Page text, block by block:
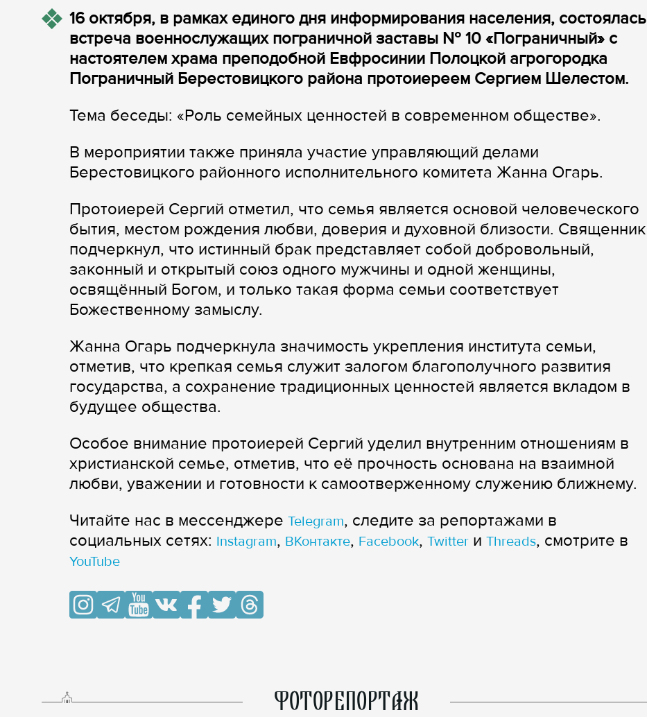
16 октября, в рамках единого дня информирования населения, состоялась
встреча военнослужащих пограничной заставы № 10 «Пограничный» с
настоятелем храма преподобной Евфросинии Полоцкой агрогородка
Пограничный Берестовицкого района протоиереем Сергием Шелестом.
Тема беседы: «Роль семейных ценностей в современном обществе».
В мероприятии также приняла участие управляющий делами
Берестовицкого районного исполнительного комитета Жанна Огарь.
Протоиерей Сергий отметил, что семья является основой человеческого
бытия, местом рождения любви, доверия и духовной близости. Священник
подчеркнул, что истинный брак представляет собой добровольный,
законный и открытый союз одного мужчины и одной женщины,
освящённый Богом, и только такая форма семьи соответствует
Божественному замыслу.
Жанна Огарь подчеркнула значимость укрепления института семьи,
отметив, что крепкая семья служит залогом благополучного развития
государства, а сохранение традиционных ценностей является вкладом в
будущее общества.
Особое внимание протоиерей Сергий уделил внутренним отношениям в
христианской семье, отметив, что её прочность основана на взаимной
любви, уважении и готовности к самоотверженному служению ближнему.
Читайте нас в мессенджере Telegram, следите за репортажами в
cоциальных сетях: Instagram, ВКонтакте, Facebook, Twitter и Threads, смотрите в
YouTube
ФОТОРЕПОРТАЖ